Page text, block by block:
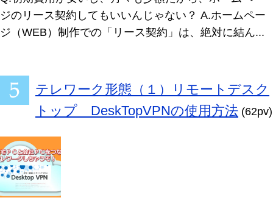
ジのリース契約してもいいんじゃない？ A.ホームペー
ジ（WEB）制作での「リース契約」は、絶対に結ん...
テレワーク形態（１）リモートデスク
トップ DeskTopVPNの使用方法 (62pv)